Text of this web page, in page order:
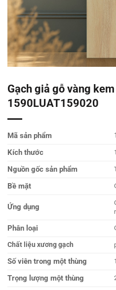
Gạch giả gỗ vàng
1590LUAT159020
Mã sản phẩm
Kích thước
Nguồn gốc sản phẩm
Bề mặt
Ứng dụng
Phân loại
Chất liệu xương gạch
Số viên trong một thùng
Trọng lượng một thùng